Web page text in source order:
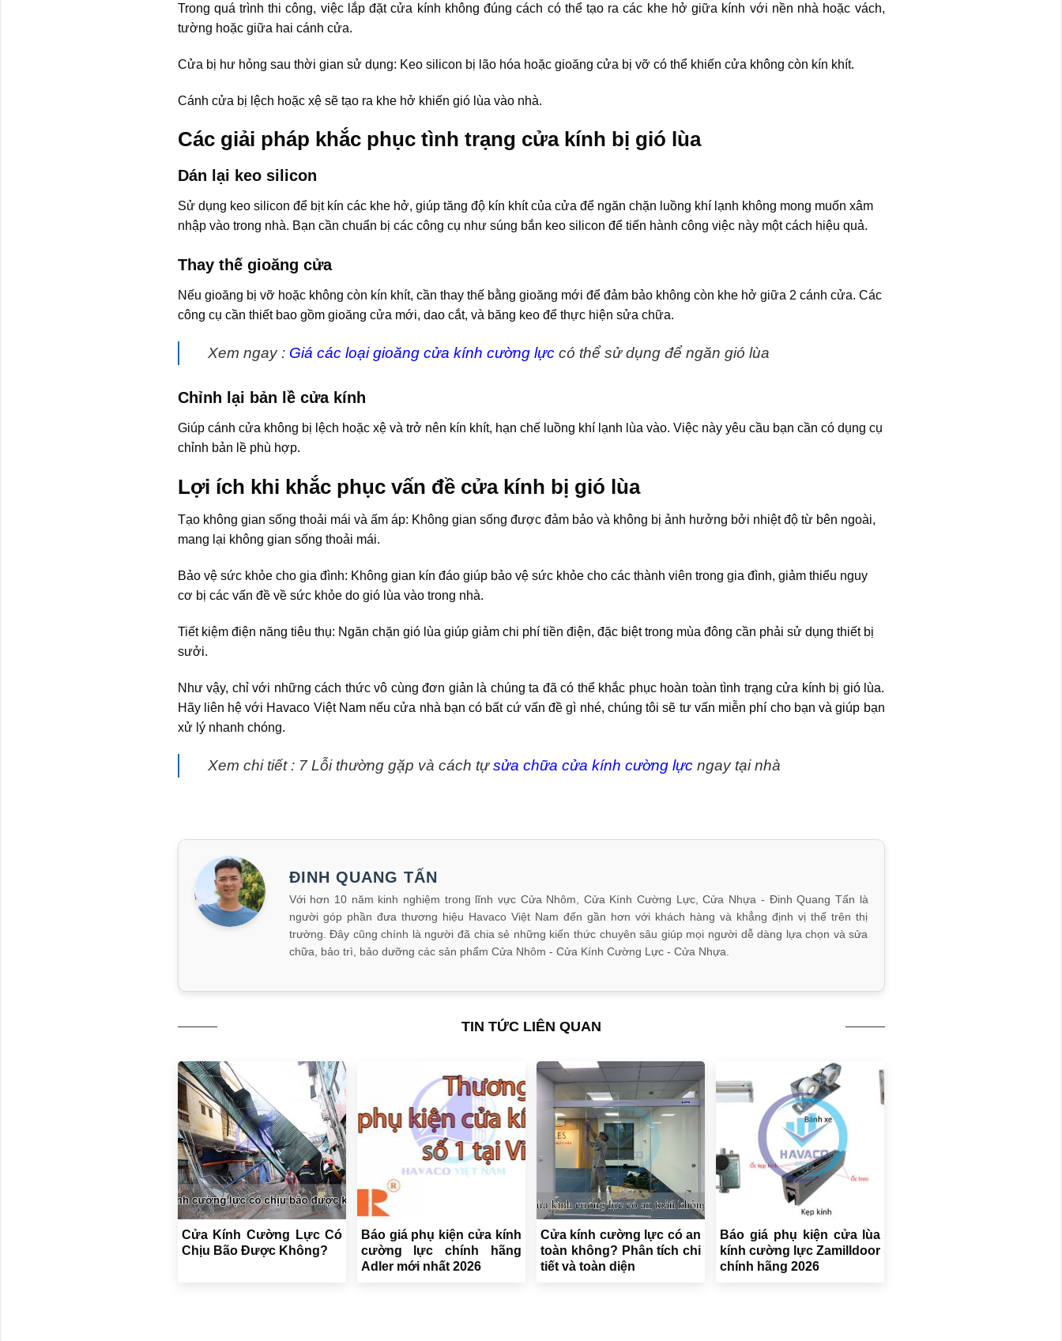
Trong quá trình thi công, việc lắp đặt cửa kính không đúng cách có thể tạo ra các khe hở giữa kính với nền nhà hoặc vách,
tường hoặc giữa hai cánh cửa.
Cửa bị hư hỏng sau thời gian sử dụng: Keo silicon bị lão hóa hoặc gioăng cửa bị vỡ có thể khiến cửa không còn kín khít.
Cánh cửa bị lệch hoặc xệ sẽ tạo ra khe hở khiến gió lùa vào nhà.
Các giải pháp khắc phục tình trạng cửa kính bị gió lùa
Dán lại keo silicon
Sử dụng keo silicon để bịt kín các khe hở, giúp tăng độ kín khít của cửa để ngăn chặn luồng khí lạnh không mong muốn xâm
nhập vào trong nhà. Bạn cần chuẩn bị các công cụ như súng bắn keo silicon để tiến hành công việc này một cách hiệu quả.
Thay thế gioăng cửa
Nếu gioăng bị vỡ hoặc không còn kín khít, cần thay thế bằng gioăng mới để đảm bảo không còn khe hở giữa 2 cánh cửa. Các
công cụ cần thiết bao gồm gioăng cửa mới, dao cắt, và băng keo để thực hiện sửa chữa.
Xem ngay : Giá các loại gioăng cửa kính cường lựccó thể sử dụng để ngăn gió lùa
Chỉnh lại bản lề cửa kính
Giúp cánh cửa không bị lệch hoặc xệ và trở nên kín khít, hạn chế luồng khí lạnh lùa vào. Việc này yêu cầu bạn cần có dụng cụ
chỉnh bản lề phù hợp.
Lợi ích khi khắc phục vấn đề cửa kính bị gió lùa
Tạo không gian sống thoải mái và ấm áp: Không gian sống được đảm bảo và không bị ảnh hưởng bởi nhiệt độ từ bên ngoài,
mang lại không gian sống thoải mái.
Bảo vệ sức khỏe cho gia đình: Không gian kín đáo giúp bảo vệ sức khỏe cho các thành viên trong gia đình, giảm thiểu nguy
cơ bị các vấn đề về sức khỏe do gió lùa vào trong nhà.
Tiết kiệm điện năng tiêu thụ: Ngăn chặn gió lùa giúp giảm chi phí tiền điện, đặc biệt trong mùa đông cần phải sử dụng thiết bị
sưởi.
Như vậy, chỉ với những cách thức vô cùng đơn giản là chúng ta đã có thể khắc phục hoàn toàn tình trạng cửa kính bị gió lùa.
Hãy liên hệ với Havaco Việt Nam nếu cửa nhà bạn có bất cứ vấn đề gì nhé, chúng tôi sẽ tư vấn miễn phí cho bạn và giúp bạn
xử lý nhanh chóng.
Xem chi tiết : 7 Lỗi thường gặp và cách tựsửa chữa cửa kính cường lựcngay tại nhà
ĐINH QUANG TẤN
Với hơn 10 năm kinh nghiệm trong lĩnh vực Cửa Nhôm, Cửa Kính Cường Lực, Cửa Nhựa - Đinh Quang Tấn là
người góp phần đưa thương hiệu Havaco Việt Nam đến gần hơn với khách hàng và khẳng định vị thế trên thị
trường. Đây cũng chính là người đã chia sẻ những kiến thức chuyên sâu giúp mọi người dễ dàng lựa chọn và sửa
chữa, bảo trì, bảo dưỡng các sản phẩm Cửa Nhôm - Cửa Kính Cường Lực - Cửa Nhựa.
TIN TỨC LIÊN QUAN
Cửa Kính Cường Lực Có
Chịu Bão Được Không?
Báo giá phụ kiện cửa kính
cường lực chính hãng
Adler mới nhất 2026
Cửa kính cường lực có an
toàn không? Phân tích chi
tiết và toàn diện
Báo giá phụ kiện cửa lùa
kính cường lực Zamilldoor
chính hãng 2026